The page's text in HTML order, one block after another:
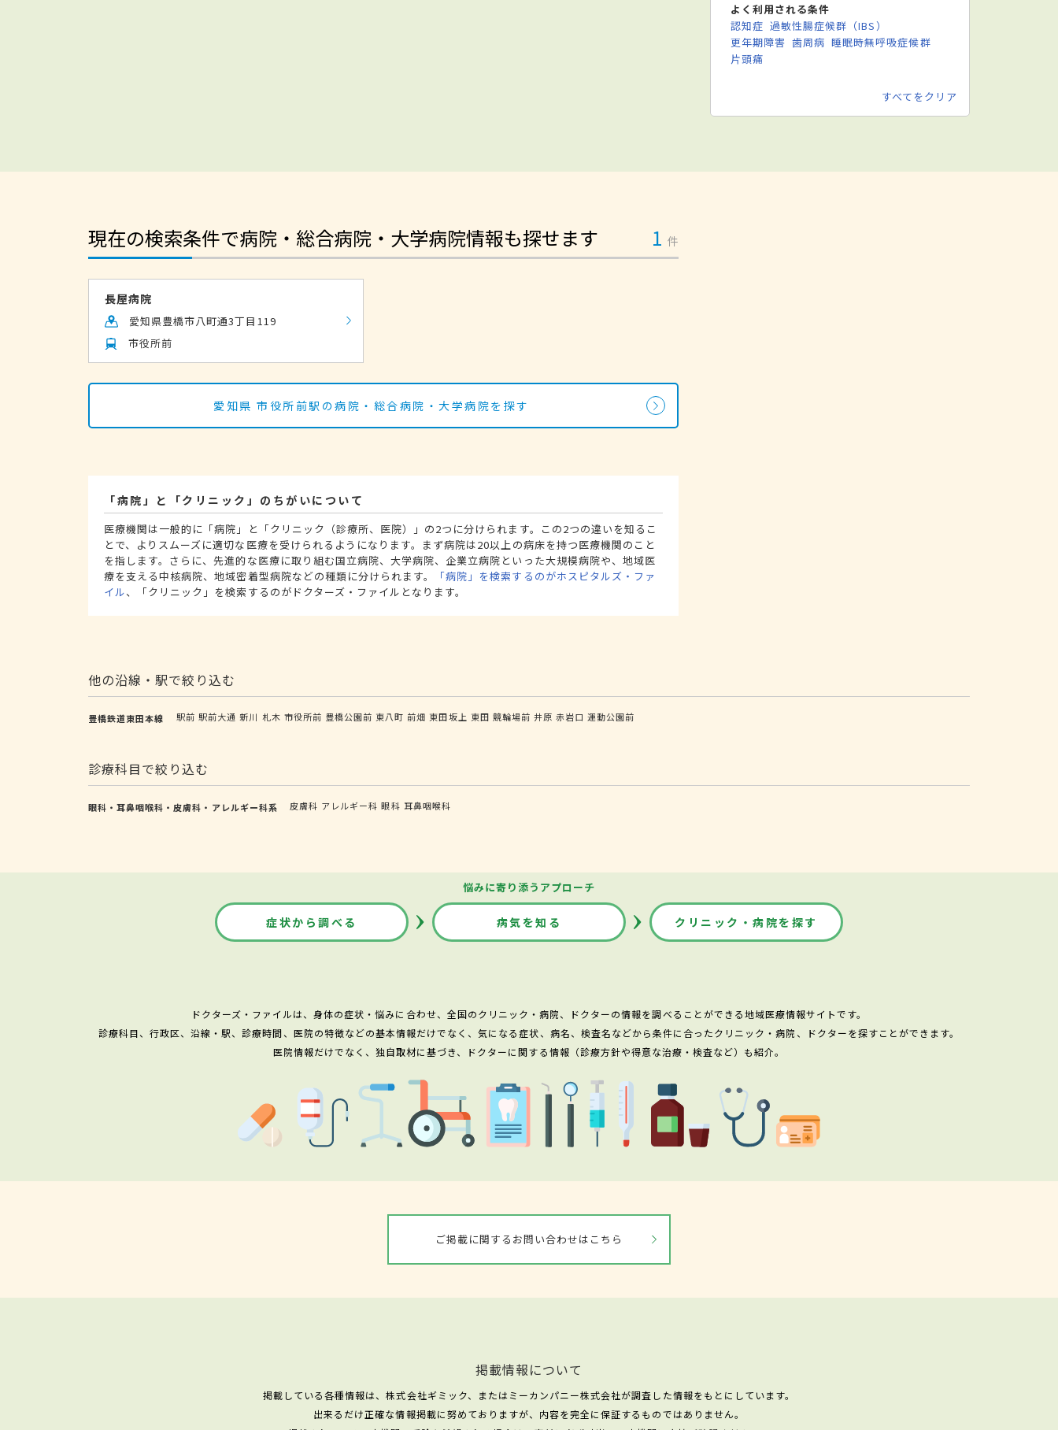
よく利用される条件
認知症 過敏性腸症候群（IBS）
更年期障害 歯周病 睡眠時無呼吸症候群
片頭痛
すべてをクリア
現在の検索条件で病院・総合病院・大学病院情報も探せます 1 件
長屋病院
愛知県豊橋市八町通3丁目119
市役所前
愛知県 市役所前駅の病院・総合病院・大学病院を探す
「病院」と「クリニック」のちがいについて
医療機関は一般的に「病院」と「クリニック（診療所、医院）」の2つに分けられます。この2つの違いを知るこ
とで、よりスムーズに適切な医療を受けられるようになります。まず病院は20以上の病床を持つ医療機関のこと
を指します。さらに、先進的な医療に取り組む国立病院、大学病院、企業立病院といった大規模病院や、地域医
療を支える中核病院、地域密着型病院などの種類に分けられます。
「病院」を検索するのがホスピタルズ・ファ
イル、「クリニック」を検索するのがドクターズ・ファイルとなります。
他の沿線・駅で絞り込む
豊橋鉄道東田本線 駅前 駅前大通 新川 札木 市役所前 豊橋公園前 東八町 前畑 東田坂上 東田 競輪場前 井原 赤岩口 運動公園前
診療科目で絞り込む
眼科・耳鼻咽喉科・皮膚科・アレルギー科系 皮膚科 アレルギー科 眼科 耳鼻咽喉科
悩みに寄り添うアプローチ
症状から調べる 病気を知る クリニック・病院を探す
ドクターズ・ファイルは、身体の症状・悩みに合わせ、全国のクリニック・病院、ドクターの情報を調べることができる地域医療情報サイトです。
診療科目、行政区、沿線・駅、診療時間、医院の特徴などの基本情報だけでなく、気になる症状、病名、検査名などから条件に合ったクリニック・病院、ドクターを探すことができます。
医院情報だけでなく、独自取材に基づき、ドクターに関する情報（診療方針や得意な治療・検査など）も紹介。
ご掲載に関するお問い合わせはこちら
掲載情報について
掲載している各種情報は、株式会社ギミック、またはミーカンパニー株式会社が調査した情報をもとにしています。
出来るだけ正確な情報掲載に努めておりますが、内容を完全に保証するものではありません。